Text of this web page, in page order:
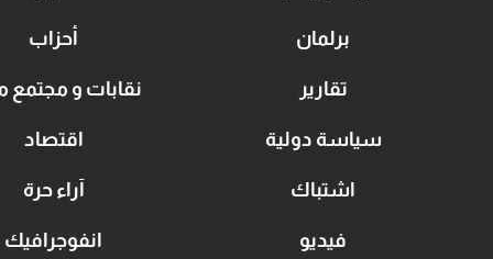
برلمان أحزاب
تقارير نقابات و مجتمع
سياسة دولية اقتصاد
اشتباك آراء حرة
فيديو انفوجرافيك